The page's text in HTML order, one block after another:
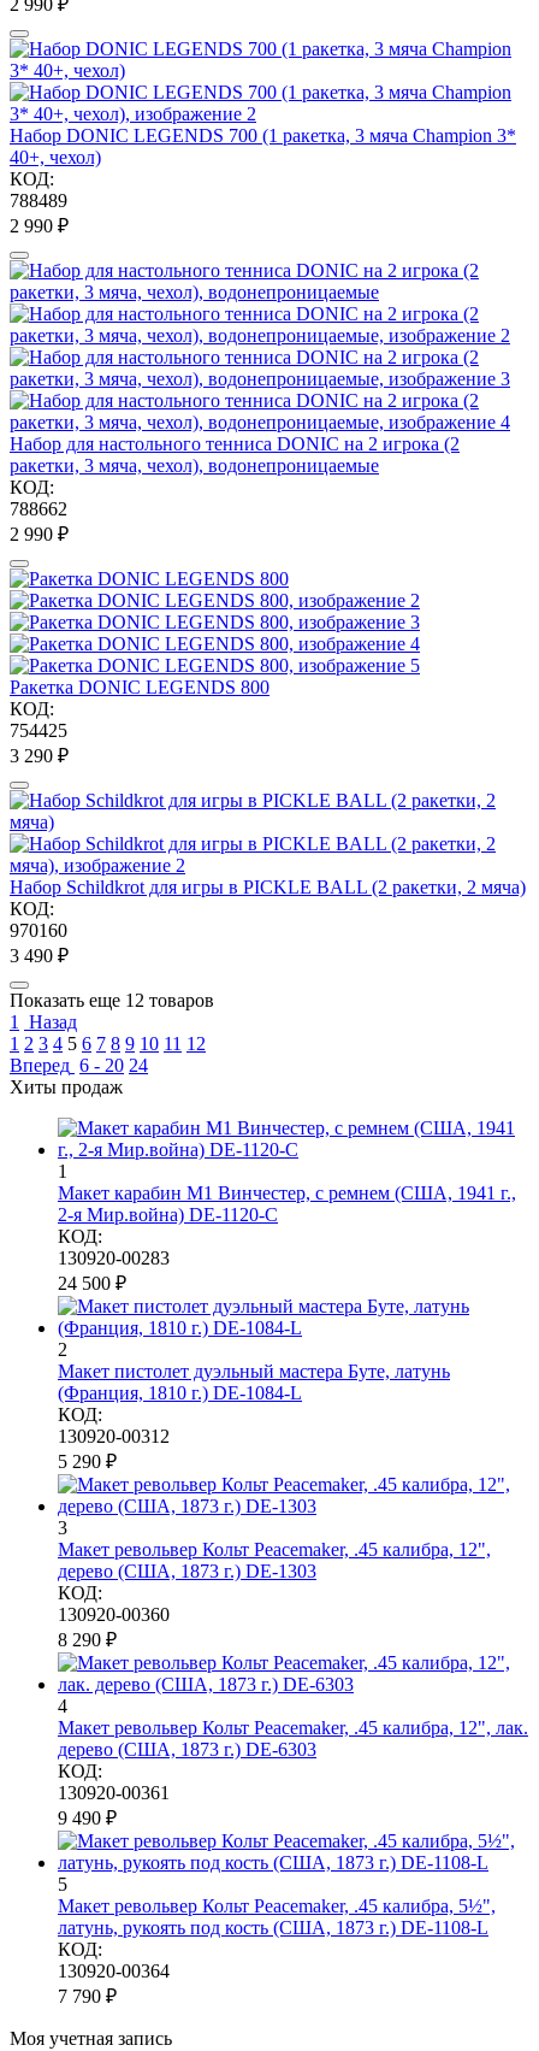
Набор DONIC LEGENDS 700 (1 ракетка, 3 мяча Champion 3*
40+, чехол)
КОД:
788489
2 990 ₽
Набор для настольного тенниса DONIC на 2 игрока (2
ракетки, 3 мяча, чехол), водонепроницаемые
КОД:
788662
2 990 ₽
Ракетка DONIC LEGENDS 800
КОД:
754425
3 290 ₽
Набор Schildkrot для игры в PICKLE BALL (2 ракетки, 2 мяча)
КОД:
970160
3 490 ₽
Показать еще 12 товаров
1
Назад
1 2 3 4 5 6 7 8 9 10 11 12
Вперед 6 - 20 24
Хиты продаж
1
Макет карабин М1 Винчестер, с ремнем (США, 1941 г.,
2-я Мир.война) DE-1120-C
КОД:
130920-00283
24 500 ₽
2
Макет пистолет дуэльный мастера Буте, латунь
(Франция, 1810 г.) DE-1084-L
КОД:
130920-00312
5 290 ₽
3
Макет револьвер Кольт Peacemaker, .45 калибра, 12",
дерево (США, 1873 г.) DE-1303
КОД:
130920-00360
8 290 ₽
4
Макет револьвер Кольт Peacemaker, .45 калибра, 12", лак.
дерево (США, 1873 г.) DE-6303
КОД:
130920-00361
9 490 ₽
5
Макет револьвер Кольт Peacemaker, .45 калибра, 5½",
латунь, рукоять под кость (США, 1873 г.) DE-1108-L
КОД:
130920-00364
7 790 ₽
Моя учетная запись